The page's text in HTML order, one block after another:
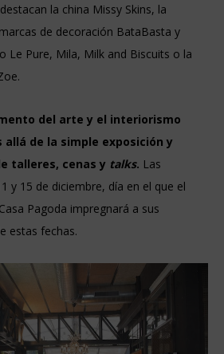
la china Missy Skins, la
de decoración BataBasta y
Le Pure, Mila, Milk and Biscuits o la
del arte y el interiorismo
allá de la simple exposición y
talleres, cenas y talks. Las
y 15 de diciembre, día en el que el
Pagoda impregnará a sus
estas fechas.